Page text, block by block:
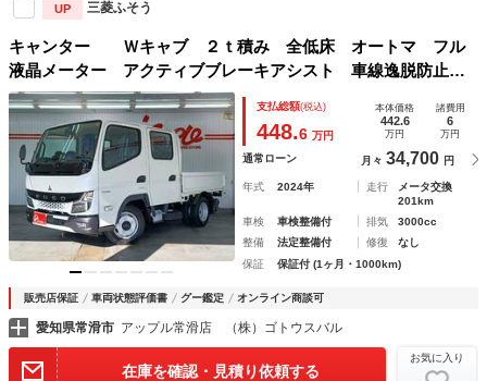
UP 三菱ふそう
キャンター Ｗキャブ ２ｔ積み 全低床 オートマ フル
液晶メーター アクティブブレーキアシスト 車線逸脱防止
リアビューカメラ ステアリングスイッチ リアヒーター 荷
寸長２１１幅１６０アオリ３８ｃｍ 禁煙
支払総額(税込)
448.6 万円
本体価格
442.6
万円
諸費用
6
万円
通常ローン 月々 34,700 円
年式 2024年 走行
メータ交換
201km
車検
車検整備付 排気
3000cc
整備
法定整備付 修復
なし
保証
保証付 (1ヶ月・1000km)
販売店保証 車両状態評価書 グー鑑定 オンライン商談可
愛知県常滑市 アップル常滑店 （株）ゴトウスバル
在庫を確認・見積り依頼する
お気に入り